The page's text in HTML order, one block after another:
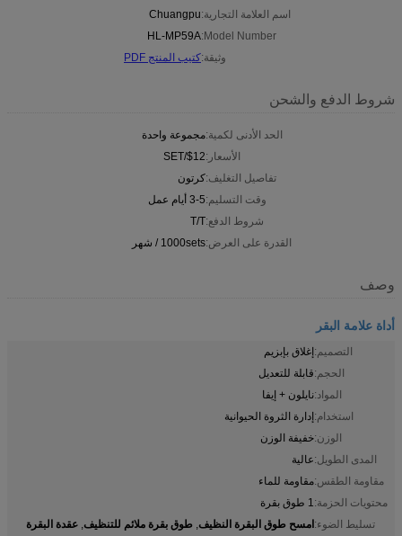
اسم العلامة التجارية:Chuangpu
Model Number:
HL-MP59A
وثيقة:كتيب المنتج PDF
شروط الدفع والشحن
الحد الأدنى لكمية:مجموعة واحدة
الأسعار:$12/SET
تفاصيل التغليف:كرتون
وقت التسليم:3-5 أيام عمل
شروط الدفع:T/T
القدرة على العرض:1000sets / شهر
وصف
أداة علامة البقر
التصميم:إغلاق بإبزيم
الحجم:قابلة للتعديل
المواد:نايلون + إيفا
استخدام:إدارة الثروة الحيوانية
الوزن:خفيفة الوزن
المدى الطويل:عالية
مقاومة الطقس:مقاومة للماء
محتويات الحزمة:1 طوق بقرة
تسليط الضوء:امسح طوق البقرة النظيف, طوق بقرة ملائم للتنظيف, عقدة البقرة